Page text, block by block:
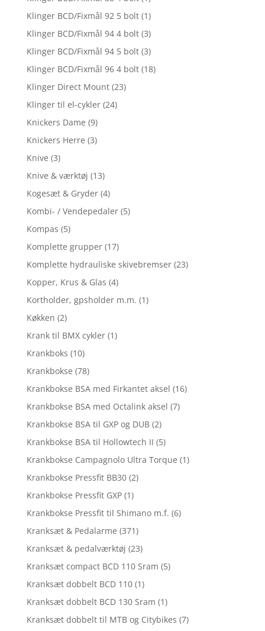
Klinger BCD/Fixmål 92 5 bolt (1)
Klinger BCD/Fixmål 94 4 bolt (3)
Klinger BCD/Fixmål 94 5 bolt (3)
Klinger BCD/Fixmål 96 4 bolt (18)
Klinger Direct Mount (23)
Klinger til el-cykler (24)
Knickers Dame (9)
Knickers Herre (3)
Knive (3)
Knive & værktøj (13)
Kogesæt & Gryder (4)
Kombi- / Vendepedaler (5)
Kompas (5)
Komplette grupper (17)
Komplette hydrauliske skivebremser (23)
Kopper, Krus & Glas (4)
Kortholder, gpsholder m.m. (1)
Køkken (2)
Krank til BMX cykler (1)
Krankboks (10)
Krankbokse (78)
Krankbokse BSA med Firkantet aksel (16)
Krankbokse BSA med Octalink aksel (7)
Krankbokse BSA til GXP og DUB (2)
Krankbokse BSA til Hollowtech II (5)
Krankbokse Campagnolo Ultra Torque (1)
Krankbokse Pressfit BB30 (2)
Krankbokse Pressfit GXP (1)
Krankbokse Pressfit til Shimano m.f. (6)
Kranksæt & Pedalarme (371)
Kranksæt & pedalværktøj (23)
Kranksæt compact BCD 110 Sram (5)
Kranksæt dobbelt BCD 110 (1)
Kranksæt dobbelt BCD 130 Sram (1)
Kranksæt dobbelt til MTB og Citybikes (7)